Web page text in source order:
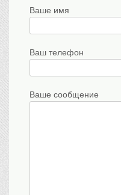
Ваше имя
Ваш телефон
Ваше сообщение